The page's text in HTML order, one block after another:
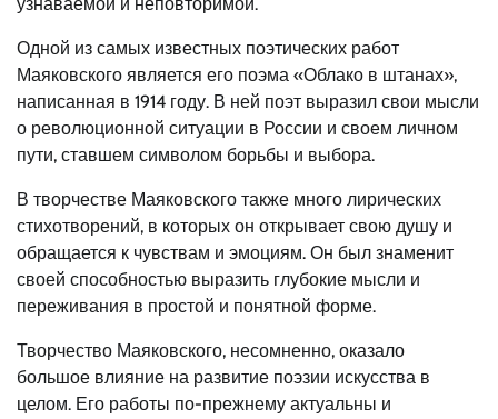
узнаваемой и неповторимой.
Одной из самых известных поэтических работ
Маяковского является его поэма «Облако в штанах»,
написанная в 1914 году. В ней поэт выразил свои мысли
о революционной ситуации в России и своем личном
пути, ставшем символом борьбы и выбора.
В творчестве Маяковского также много лирических
стихотворений, в которых он открывает свою душу и
обращается к чувствам и эмоциям. Он был знаменит
своей способностью выразить глубокие мысли и
переживания в простой и понятной форме.
Творчество Маяковского, несомненно, оказало
большое влияние на развитие поэзии искусства в
целом. Его работы по-прежнему актуальны и